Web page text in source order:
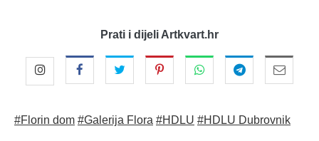
Prati i dijeli Artkvart.hr
#Florin dom #Galerija Flora #HDLU #HDLU Dubrovnik